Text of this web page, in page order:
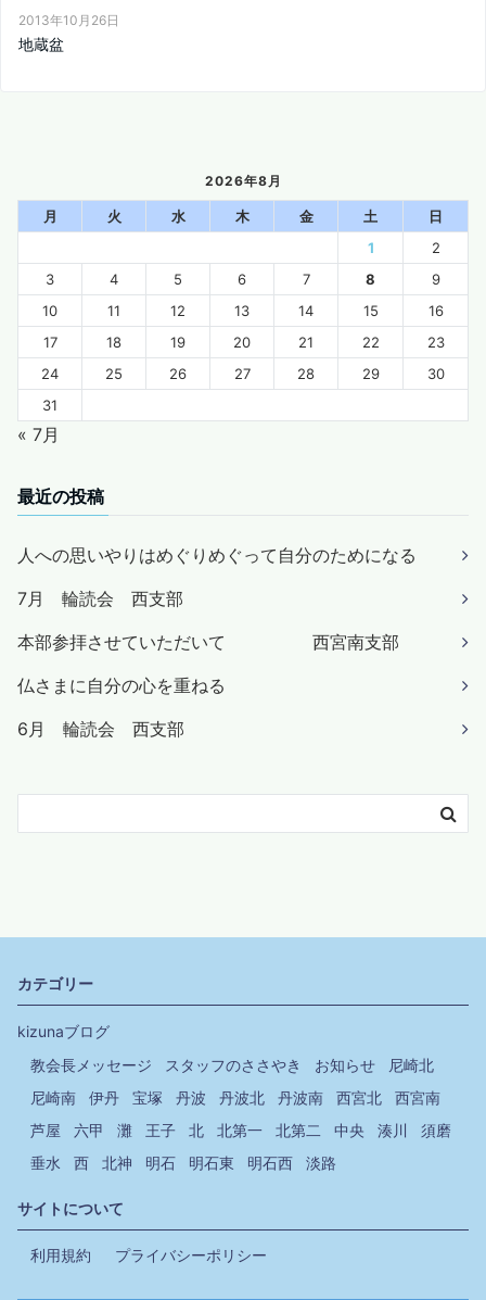
2013年10月26日
地蔵盆
2026年8月
月 火 水 木 金 土
日
1
2
3
4 5 6 7 8
9
10
11 12 13 14 15
16
17
18 19 20 21 22
23
24
25 26 27 28 29
30
31
« 7月
最近の投稿
人への思いやりはめぐりめぐって自分のためになる
7月 輪読会 西支部
本部参拝させていただいて 西宮南支部
仏さまに自分の心を重ねる
6月 輪読会 西支部
カテゴリー
kizunaブログ
教会長メッセージ
スタッフのささやき お知らせ
尼崎北
尼崎南
伊丹 宝塚 丹波 丹波北 丹波南 西宮北
西宮南
芦屋
六甲 灘 王子 北 北第一 北第二 中央 湊川
須磨
垂水
西 北神 明石 明石東 明石西 淡路
サイトについて
利用規約 プライバシーポリシー